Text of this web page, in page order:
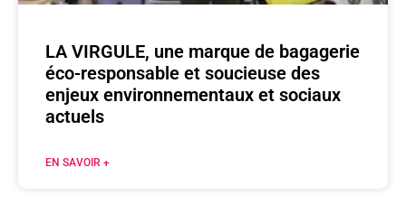
LA VIRGULE, une marque de bagagerie
éco-responsable et soucieuse des
enjeux environnementaux et sociaux
actuels
EN SAVOIR +